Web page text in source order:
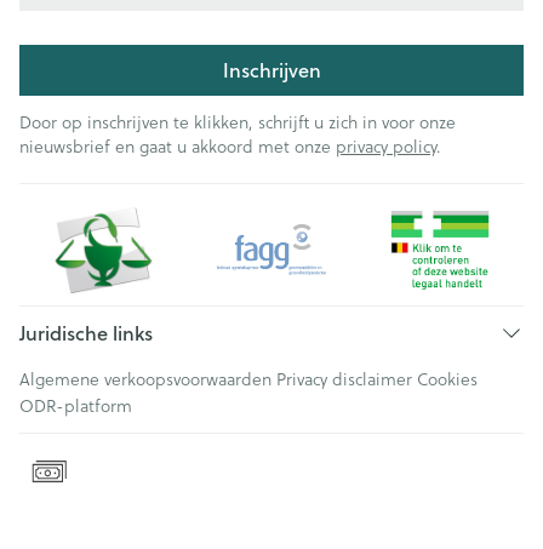
Inschrijven
Door op inschrijven te klikken, schrijft u zich in voor onze
nieuwsbrief en gaat u akkoord met onze privacy policy.
Juridische links
Algemene verkoopsvoorwaarden Privacy disclaimer Cookies
ODR-platform